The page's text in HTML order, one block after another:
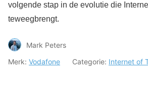
volgende stap in de evolutie die
teweegbrengt.
Mark Peters
Merk: Vodafone Categorie: Internet of